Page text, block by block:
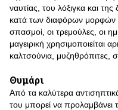
ναυτίας, του λόξιγκα και
κατά των διαφόρων μορφών
σπασμοί, οι τρεμούλες, οι
μαγειρική χρησιμοποιείται
καλτσούνια, μυζηθρόπιτες,
Θυμάρι
Από τα καλύτερα
του μπορεί να προλαμβάνει